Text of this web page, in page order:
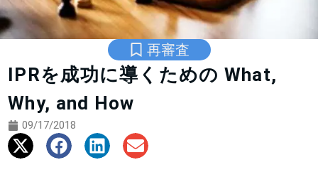
再審査
IPRを成功に導くための What,
Why, and How
09/17/2018